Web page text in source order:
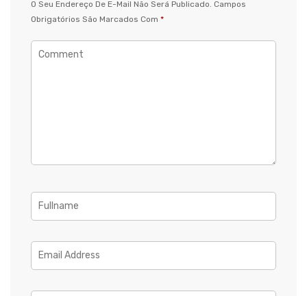
O Seu Endereço De E-Mail Não Será Publicado. Campos
Obrigatórios São Marcados Com *